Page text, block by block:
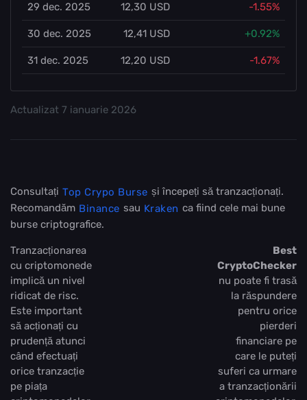
29 dec. 2025 12,30 USD -1.55%
30 dec. 2025 12,41 USD +0.92%
31 dec. 2025 12,20 USD -1.67%
Actualizat 7 ianuarie 2026
Consultați Top Crypo Burse și începeți să tranzacționați.
Recomandăm Binance sau Kraken ca fiind cele mai bune
burse criptografice.
Tranzacționarea
cu criptomonede
implică un nivel
ridicat de risc.
Este important
să acționați cu
prudență atunci
când efectuați
orice tranzacție
pe piața
Best
CryptoChecker
nu poate fi trasă
la răspundere
pentru orice
pierderi
financiare pe
care le puteți
suferi ca urmare
a tranzacționării